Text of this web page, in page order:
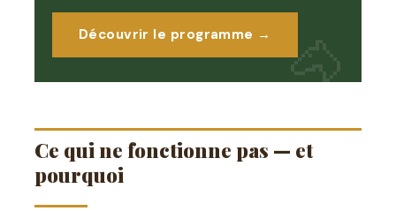
Découvrir le programme →
Ce qui ne fonctionne pas — et
pourquoi